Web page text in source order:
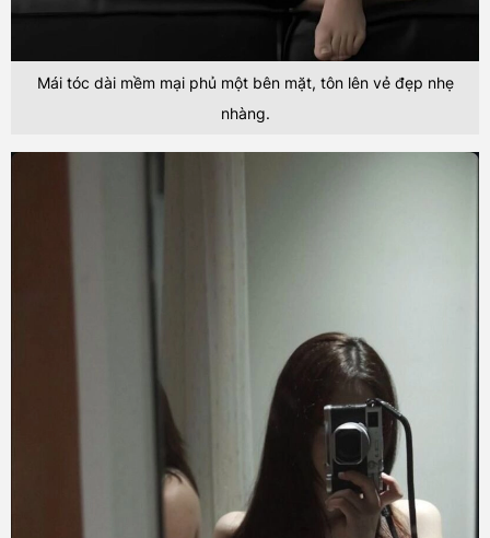
Mái tóc dài mềm mại phủ một bên mặt, tôn lên vẻ đẹp nhẹ
nhàng.